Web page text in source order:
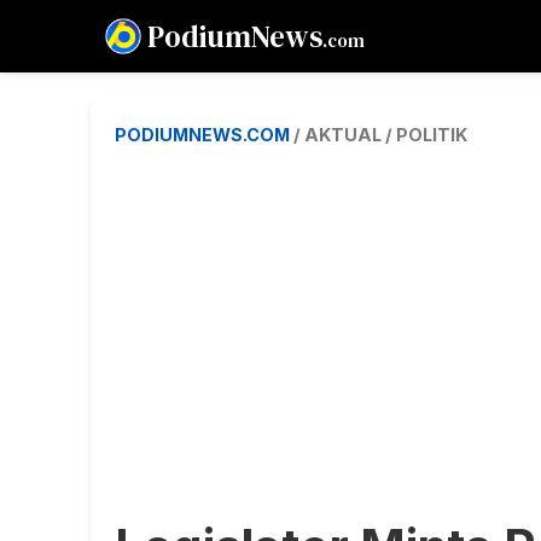
PodiumNews.com
PODIUMNEWS.COM / AKTUAL / POLITIK